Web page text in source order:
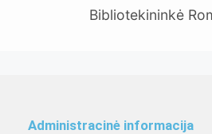
Bibliotekininkė
Administracinė informacija